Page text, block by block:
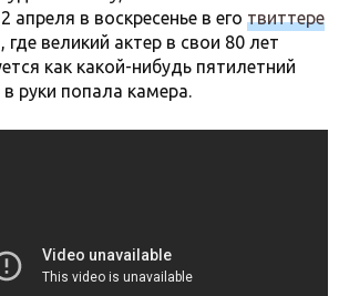
апреля в воскресенье в его твиттере
великий актер в свои 80 лет
как какой-нибудь пятилетний
руки попала камера.